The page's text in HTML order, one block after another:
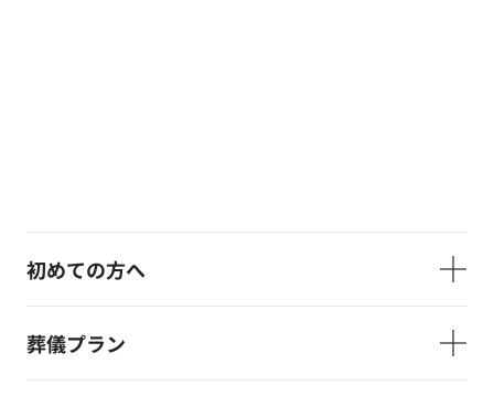
初めての方へ
葬儀プラン